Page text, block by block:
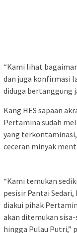
“Kami lihat
dan juga konfirmasi
diduga bertanggung
Kang HES sapaan
Pertamina sudah
yang
ceceran minyak
“Kami temukan
pesisir Pantai
diakui pihak
akan ditemukan
hingga Pulau Putri,”